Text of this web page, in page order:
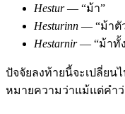
Hestur— “ม้า”
Hesturinn — “ม้าตั
Hestarnir— “ม้าทั้
ปัจจัยลงท้ายนี้จะเปลี่ย
หมายความว่าแม้แต่คำว่